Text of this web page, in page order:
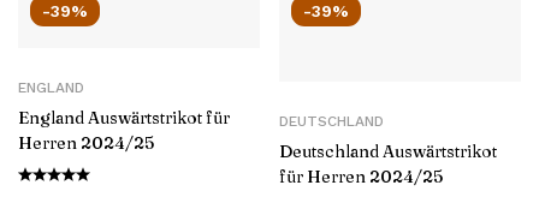
-39%
ENGLAND
England Auswärtstrikot für
Herren 2024/25
-39%
DEUTSCHLAND
Deutschland Auswärtstrikot
für Herren 2024/25